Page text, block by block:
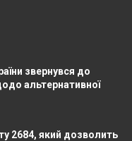
звернувся до
альтернативної
2684, який дозволить